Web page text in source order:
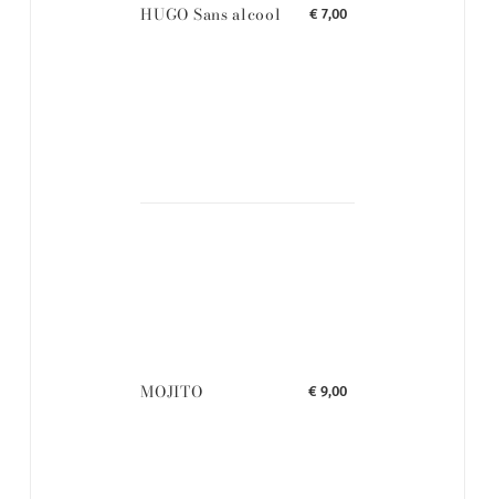
HUGO Sans alcool € 7,00
MOJITO € 9,00